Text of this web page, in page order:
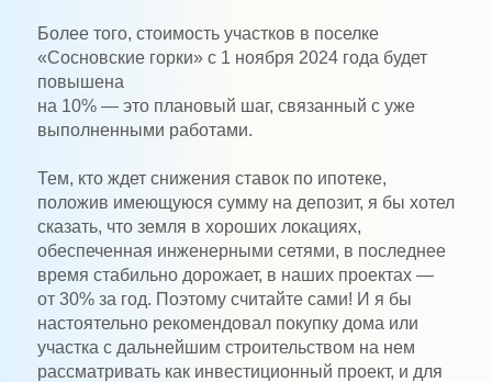
Более того, стоимость участков в поселке
«Сосновские горки» с 1 ноября 2024 года будет
повышена
на 10% — это плановый шаг, связанный с уже
выполненными работами.
Тем, кто ждет снижения ставок по ипотеке,
положив имеющуюся сумму на депозит, я бы хотел
сказать, что земля в хороших локациях,
обеспеченная инженерными сетями, в последнее
время стабильно дорожает, в наших проектах —
от 30% за год. Поэтому считайте сами! И я бы
настоятельно рекомендовал покупку дома или
участка с дальнейшим строительством на нем
рассматривать как инвестиционный проект, и для